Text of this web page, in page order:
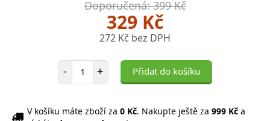
Doporučená: 399 Kč
329 Kč
272 Kč bez DPH
- Počet položek
+ Přidat do košíku
V košíku máte zboží za 0 Kč. Nakupte ještě za 999 Kč a